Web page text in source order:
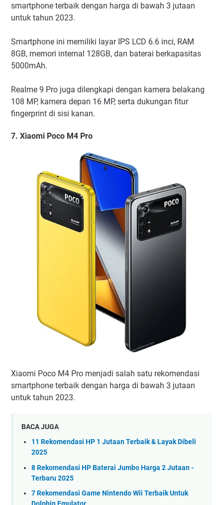
smartphone terbaik dengan harga di bawah 3 jutaan
untuk tahun 2023.
Smartphone ini memiliki layar IPS LCD 6.6 inci, RAM
8GB, memori internal 128GB, dan baterai berkapasitas
5000mAh.
Realme 9 Pro juga dilengkapi dengan kamera belakang
108 MP, kamera depan 16 MP, serta dukungan fitur
fingerprint di sisi kanan.
7. Xiaomi Poco M4 Pro
Xiaomi Poco M4 Pro menjadi salah satu rekomendasi
smartphone terbaik dengan harga di bawah 3 jutaan
untuk tahun 2023.
BACA JUGA
11 Rekomendasi HP 1 Jutaan Terbaik & Layak Dibeli
2025
8 Rekomendasi HP Baterai Jumbo Harga 2 Jutaan -
Terbaru 2025
7 Rekomendasi Game Nintendo Wii Terbaik Untuk